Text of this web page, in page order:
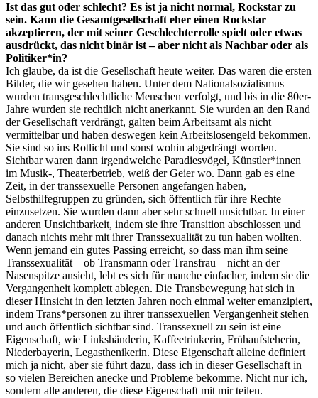
Ist das gut oder schlecht? Es ist ja nicht normal, Rockstar zu
sein. Kann die Gesamtgesellschaft eher einen Rockstar
akzeptieren, der mit seiner Geschlechterrolle spielt oder etwas
ausdrückt, das nicht binär ist – aber nicht als Nachbar oder als
Politiker*in?
Ich glaube, da ist die Gesellschaft heute weiter. Das waren die ersten
Bilder, die wir gesehen haben. Unter dem Nationalsozialismus
wurden transgeschlechtliche Menschen verfolgt, und bis in die 80er-
Jahre wurden sie rechtlich nicht anerkannt. Sie wurden an den Rand
der Gesellschaft verdrängt, galten beim Arbeitsamt als nicht
vermittelbar und haben deswegen kein Arbeitslosengeld bekommen.
Sie sind so ins Rotlicht und sonst wohin abgedrängt worden.
Sichtbar waren dann irgendwelche Paradiesvögel, Künstler*innen
im Musik-, Theaterbetrieb, weiß der Geier wo. Dann gab es eine
Zeit, in der transsexuelle Personen angefangen haben,
Selbsthilfegruppen zu gründen, sich öffentlich für ihre Rechte
einzusetzen. Sie wurden dann aber sehr schnell unsichtbar. In einer
anderen Unsichtbarkeit, indem sie ihre Transition abschlossen und
danach nichts mehr mit ihrer Transsexualität zu tun haben wollten.
Wenn jemand ein gutes Passing erreicht, so dass man ihm seine
Transsexualität – ob Transmann oder Transfrau – nicht an der
Nasenspitze ansieht, lebt es sich für manche einfacher, indem sie die
Vergangenheit komplett ablegen. Die Transbewegung hat sich in
dieser Hinsicht in den letzten Jahren noch einmal weiter emanzipiert,
indem Trans*personen zu ihrer transsexuellen Vergangenheit stehen
und auch öffentlich sichtbar sind. Transsexuell zu sein ist eine
Eigenschaft, wie Linkshänderin, Kaffeetrinkerin, Frühaufsteherin,
Niederbayerin, Legasthenikerin. Diese Eigenschaft alleine definiert
mich ja nicht, aber sie führt dazu, dass ich in dieser Gesellschaft in
so vielen Bereichen anecke und Probleme bekomme. Nicht nur ich,
sondern alle anderen, die diese Eigenschaft mit mir teilen.